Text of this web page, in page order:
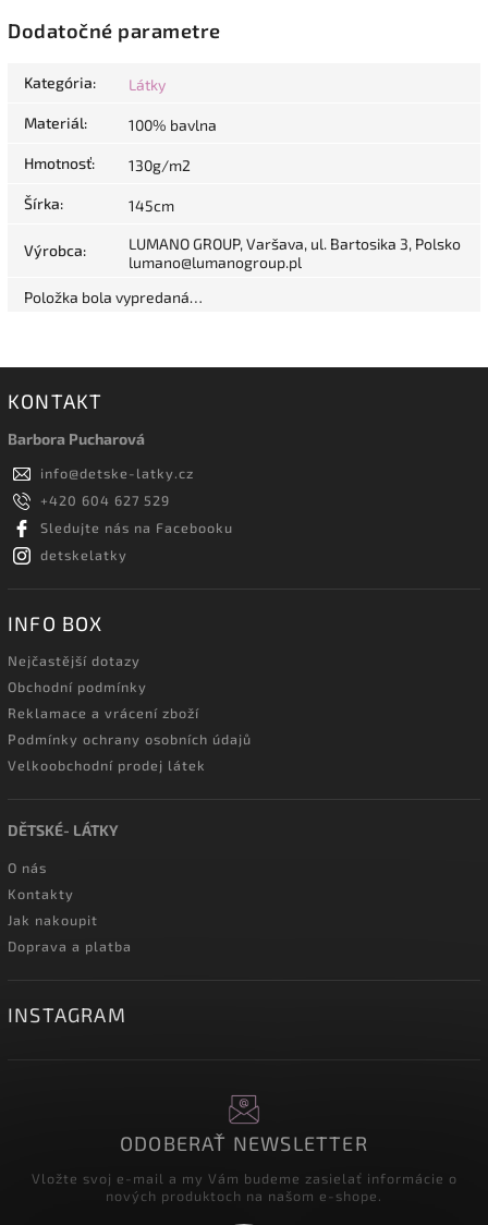
Dodatočné parametre
Kategória: Látky
Materiál: 100% bavlna
Hmotnosť: 130g/m2
Šírka: 145cm
Výrobca:
LUMANO GROUP, Varšava, ul. Bartosika 3, Polsko
lumano@lumanogroup.pl
Položka bola vypredaná…
KONTAKT
Barbora Pucharová
info@detske-latky.cz
+420 604 627 529
Sledujte nás na Facebooku
detskelatky
INFO BOX
Nejčastější dotazy
Obchodní podmínky
Reklamace a vrácení zboží
Podmínky ochrany osobních údajů
Velkoobchodní prodej látek
DĚTSKÉ- LÁTKY
O nás
Kontakty
Jak nakoupit
Doprava a platba
INSTAGRAM
ODOBERAŤ NEWSLETTER
Vložte svoj e-mail a my Vám budeme zasielať informácie o
nových produktoch na našom e-shope.